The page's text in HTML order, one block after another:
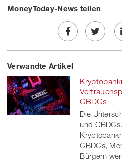
MoneyToday-News teilen
Share
on
Facebook
Twe
on
twitt
er
Verwandte Artikel
CBDCs
Die
und
CBDCs,
Bürgern